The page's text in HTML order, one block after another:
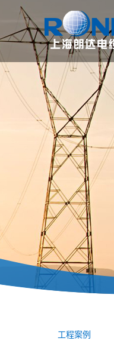
工程案例